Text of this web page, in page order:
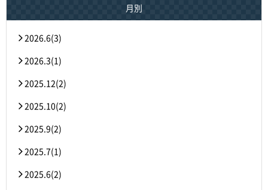
月別
2026.6(3)
2026.3(1)
2025.12(2)
2025.10(2)
2025.9(2)
2025.7(1)
2025.6(2)